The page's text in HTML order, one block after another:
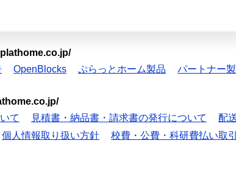
OpenBlocks ぷらっとホーム製品 パートナー
て 見積書・納品書・請求書の発行について 配
個人情報取り扱い方針 校費・公費・科研費払い取